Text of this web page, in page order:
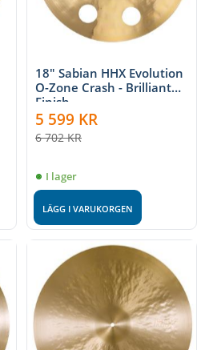
18" Sabian HHX Evolution
O-Zone Crash - Brilliant
Finish
5 599 KR
6 702KR
I lager
LÄGG I VARUKORGEN